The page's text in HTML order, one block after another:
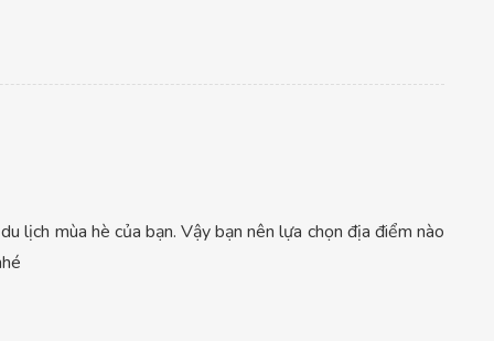
lịch mùa hè của bạn. Vậy bạn nên lựa chọn địa điểm nào